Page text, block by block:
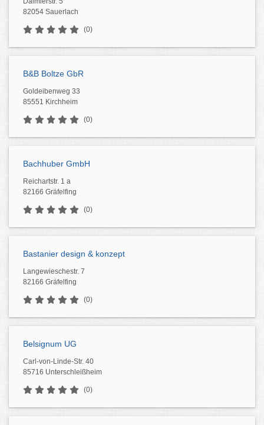
82054 Sauerlach
(0)
B&B Boltze GbR
Goldeibenweg 33
85551 Kirchheim
(0)
Bachhuber GmbH
Reichartstr. 1 a
82166 Gräfelfing
(0)
Bastanier design & konzept
Langewieschestr. 7
82166 Gräfelfing
(0)
Belsignum UG
Carl-von-Linde-Str. 40
85716 Unterschleißheim
(0)